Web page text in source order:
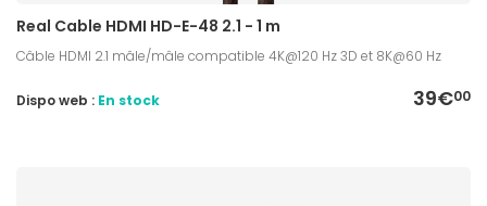
Real Cable HDMI HD-E-48 2.1 - 1 m
Câble HDMI 2.1 mâle/mâle compatible 4K@120 Hz 3D et 8K@60 Hz
39€00
Dispo web : En stock